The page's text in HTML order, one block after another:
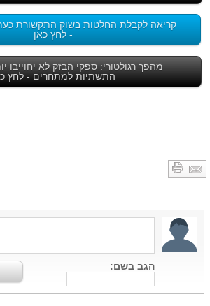
- לחץ כאן
מהפך רגולטורי: ספקי הבזק לא יחוייבו
התשתיות למתחרים - לחץ